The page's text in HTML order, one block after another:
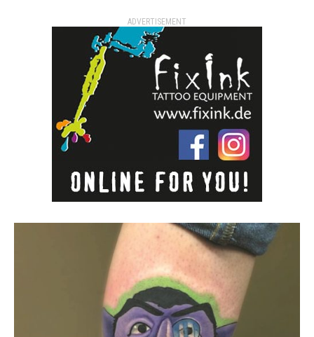
ADVERTISEMENT